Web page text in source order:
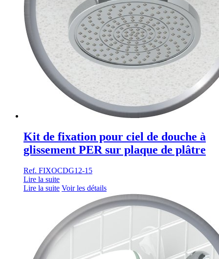
Kit de fixation pour ciel de douche à
glissement PER sur plaque de plâtre
Ref. FIXOCDG12-15
Lire la suite
Lire la suite Voir les détails